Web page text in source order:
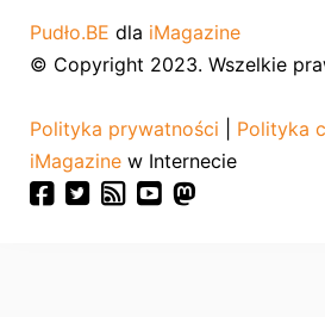
Pudło.BE dla iMagazine
© Copyright 2023. Wszelkie
Polityka prywatności
Polityka
iMagazine w Internecie